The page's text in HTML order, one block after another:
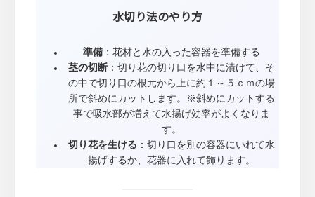
水切り法のやり方
準備 ：花材と水の入った容器を準備する
茎の切断 ：切り花の切り口を水中に漬けて、そ
の中で切り口の根元から上に約１～５ｃｍの場
所で斜めにカットします。※斜めにカットする
事で吸水部が増えて水揚げ効率がよくなりま
す。
切り花を生ける ：切り口を別の容器にいれて水
揚げするか、花器に入れて飾ります。